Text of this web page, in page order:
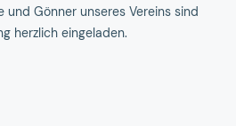
und Gönner unseres Vereins sind
herzlich eingeladen.